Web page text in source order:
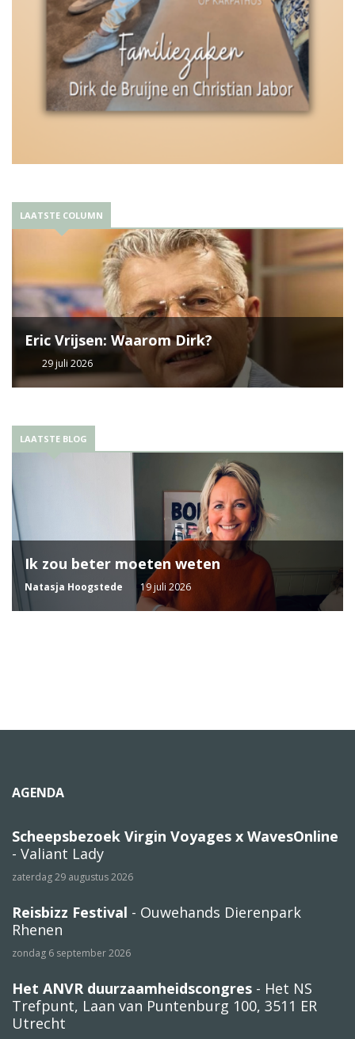
LAATSTE COLUMN
Eric Vrijsen: Waarom Dirk?
29 juli 2026
LAATSTE BLOG
Ik zou beter moeten weten
Natasja Hoogstede 19 juli 2026
AGENDA
Scheepsbezoek Virgin Voyages x WavesOnline
- Valiant Lady
zaterdag 29 augustus 2026
Reisbizz Festival - Ouwehands Dierenpark
Rhenen
zondag 6 september 2026
Het ANVR duurzaamheidscongres - Het NS
Trefpunt, Laan van Puntenburg 100, 3511 ER
Utrecht